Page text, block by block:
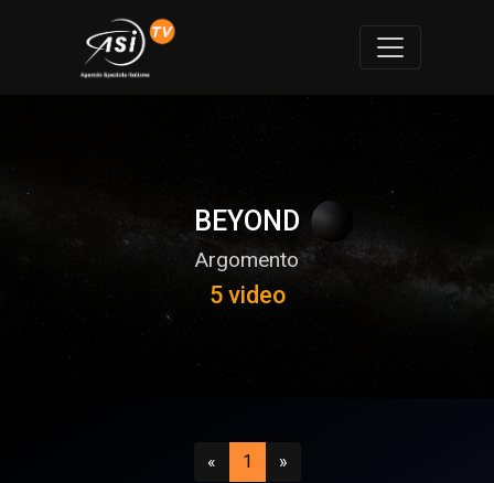
BEYOND
Argomento
5 video
«Precedente
1 (attuale)
»Successivo